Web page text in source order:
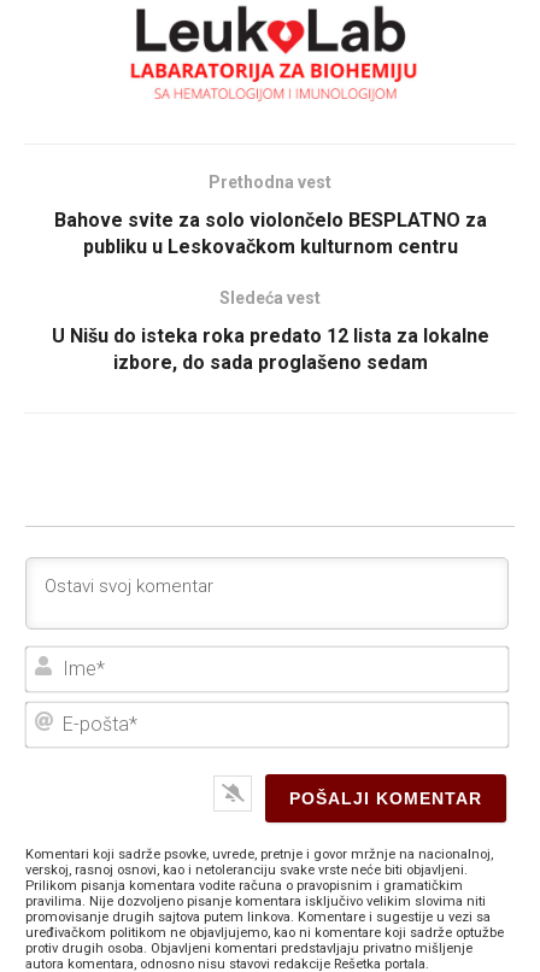
Prethodna vest
Bahove svite za solo violončelo BESPLATNO za
publiku u Leskovačkom kulturnom centru
Sledeća vest
U Nišu do isteka roka predato 12 lista za lokalne
izbore, do sada proglašeno sedam
E-
Komentari koji sadrže psovke, uvrede, pretnje i govor mržnje na nacionalnoj,
verskoj, rasnoj osnovi, kao i netoleranciju svake vrste neće biti objavljeni.
Prilikom pisanja komentara vodite računa o pravopisnim i gramatičkim
pravilima. Nije dozvoljeno pisanje komentara isključivo velikim slovima niti
promovisanje drugih sajtova putem linkova. Komentare i sugestije u vezi sa
uređivačkom politikom ne objavljujemo, kao ni komentare koji sadrže optužbe
protiv drugih osoba. Objavljeni komentari predstavljaju privatno mišljenje
autora komentara, odnosno nisu stavovi redakcije Rešetka portala.